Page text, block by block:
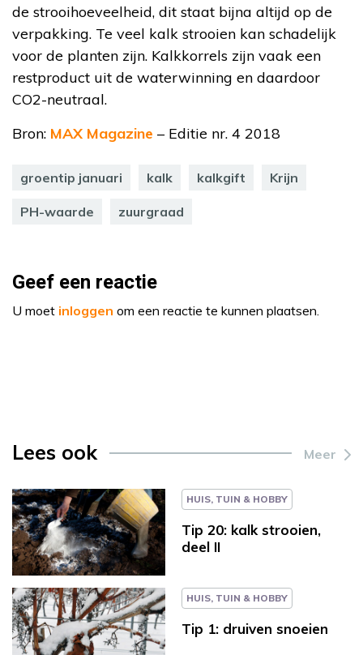
de strooihoeveelheid, dit staat bijna altijd op de
verpakking. Te veel kalk strooien kan schadelijk
voor de planten zijn. Kalkkorrels zijn vaak een
restproduct uit de waterwinning en daardoor
CO2-neutraal.
Bron: MAX Magazine – Editie nr. 4 2018
groentip januari kalk kalkgift Krijn
PH-waarde zuurgraad
Geef een reactie
U moet inloggen om een reactie te kunnen plaatsen.
Lees ook Meer
HUIS, TUIN & HOBBY
Tip 20: kalk strooien,
deel II
HUIS, TUIN & HOBBY
Tip 1: druiven snoeien